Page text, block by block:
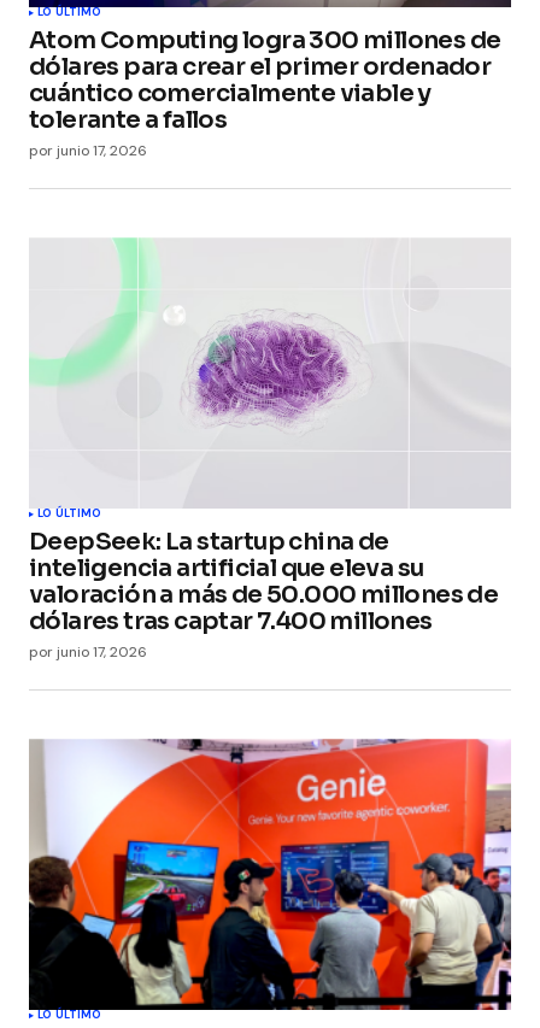
LO ÚLTIMO
Atom Computing logra 300 millones de
dólares para crear el primer ordenador
cuántico comercialmente viable y
tolerante a fallos
por junio 17, 2026
LO ÚLTIMO
DeepSeek: La startup china de
inteligencia artificial que eleva su
valoración a más de 50.000 millones de
dólares tras captar 7.400 millones
por junio 17, 2026
LO ÚLTIMO